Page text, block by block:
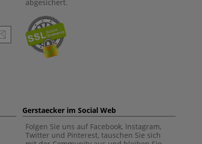
abgesichert.
Gerstaecker im Social Web
Folgen Sie uns auf Facebook, Instagram,
Twitter und Pinterest, tauschen Sie sich